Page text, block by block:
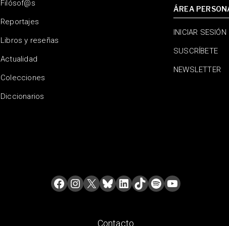
Filósof@s
Reportajes
Libros y reseñas
Actualidad
Colecciones
Diccionarios
ÁREA
INICIAR SESIÓN
SUSCRÍBETE
NEWSLETTER
Contacto